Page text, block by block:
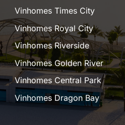
Vinhomes Times City
Vinhomes Royal City
Vinhomes Riverside
Vinhomes Golden River
Vinhomes Central Park
Vinhomes Dragon Bay